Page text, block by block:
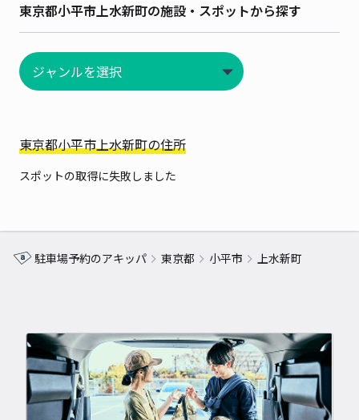
東京都小平市上水新町の施設・スポットから探す
東京都小平市上水新町の住所
スポットの取得に失敗しました
駐車場予約のアキッパ 東京都 小平市 上水新町